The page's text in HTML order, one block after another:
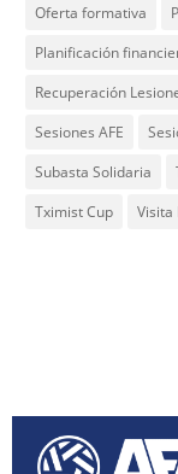
Oferta formativa
Planificación
Recuperación
Sesiones AFE
Subasta Solidaria
Tximist Cup
Visita